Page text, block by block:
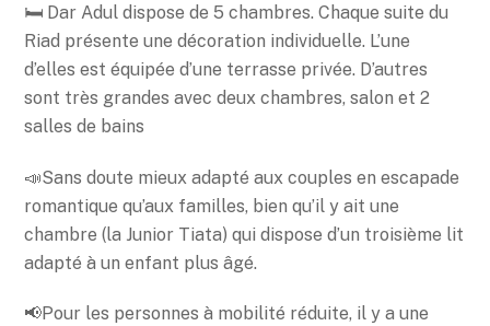
🛏 Dar Adul dispose de 5 chambres. Chaque suite du
Riad présente une décoration individuelle. L’une
d’elles est équipée d’une terrasse privée. D’autres
sont très grandes avec deux chambres, salon et 2
salles de bains
📣Sans doute mieux adapté aux couples en escapade
romantique qu’aux familles, bien qu’il y ait une
chambre (la Junior Tiata) qui dispose d’un troisième lit
adapté à un enfant plus âgé.
📢Pour les personnes à mobilité réduite, il y a une